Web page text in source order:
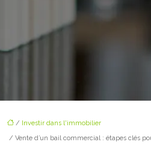
/ Investir dans l'immobilier
/ Vente d’un bail commercial : étapes clés